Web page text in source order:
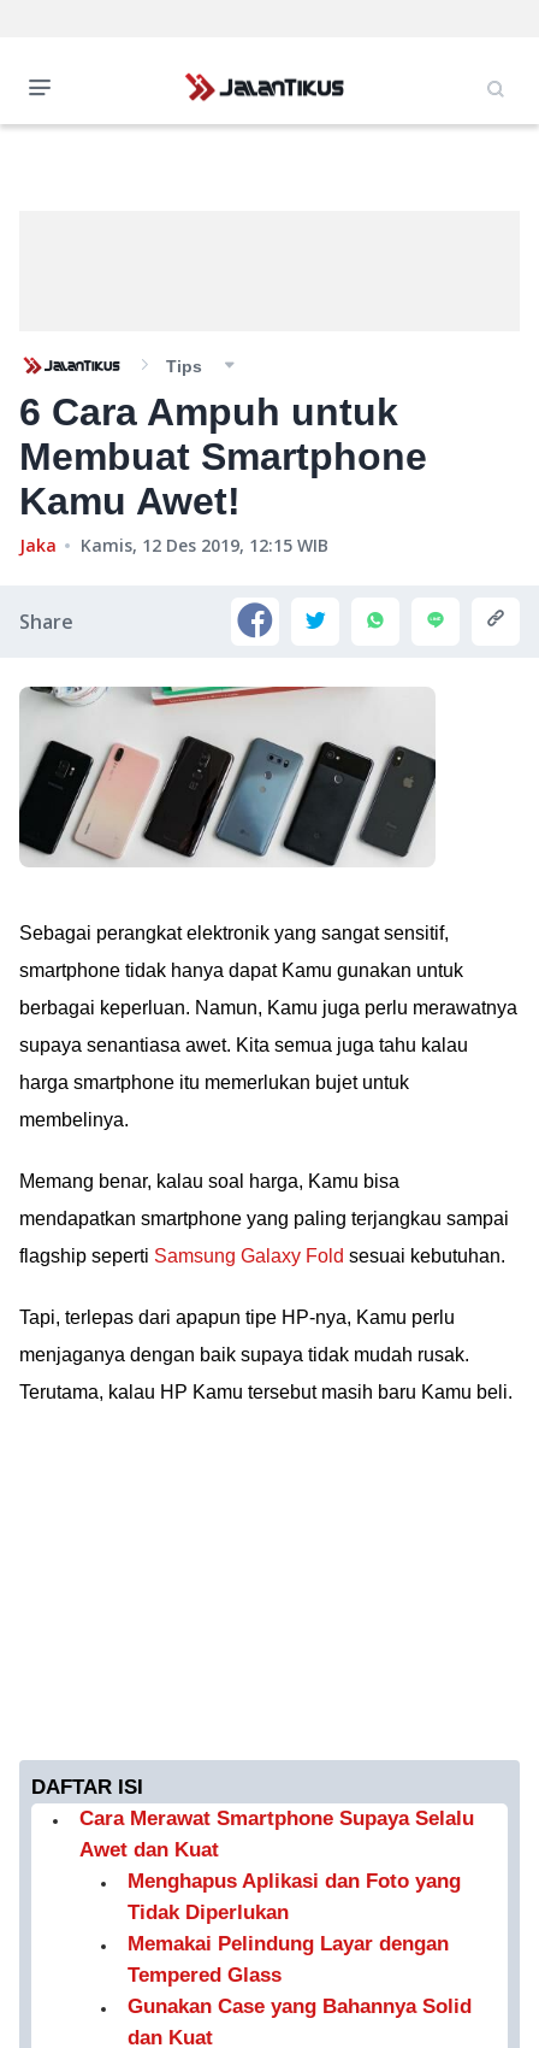
Tips
6 Cara Ampuh untuk
Membuat Smartphone
Kamu Awet!
Jaka Kamis, 12 Des 2019, 12:15 WIB
Share
Sebagai perangkat elektronik yang sangat sensitif,
smartphone tidak hanya dapat Kamu gunakan untuk
berbagai keperluan. Namun, Kamu juga perlu merawatnya
supaya senantiasa awet. Kita semua juga tahu kalau
harga smartphone itu memerlukan bujet untuk
membelinya.
Memang benar, kalau soal harga, Kamu bisa
mendapatkan smartphone yang paling terjangkau sampai
flagship seperti Samsung Galaxy Fold sesuai kebutuhan.
Tapi, terlepas dari apapun tipe HP-nya, Kamu perlu
menjaganya dengan baik supaya tidak mudah rusak.
Terutama, kalau HP Kamu tersebut masih baru Kamu beli.
DAFTAR ISI
Cara Merawat Smartphone Supaya Selalu
Awet dan Kuat
Menghapus Aplikasi dan Foto yang
Tidak Diperlukan
Memakai Pelindung Layar dengan
Tempered Glass
Gunakan Case yang Bahannya Solid
dan Kuat